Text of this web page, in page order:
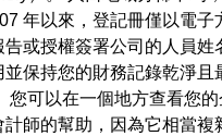
年以來，登記冊僅以電
告或授權簽署公司的人員
並保持您的財務記錄乾淨
您可以在一個地方查看您
計師的幫助，因為它相當